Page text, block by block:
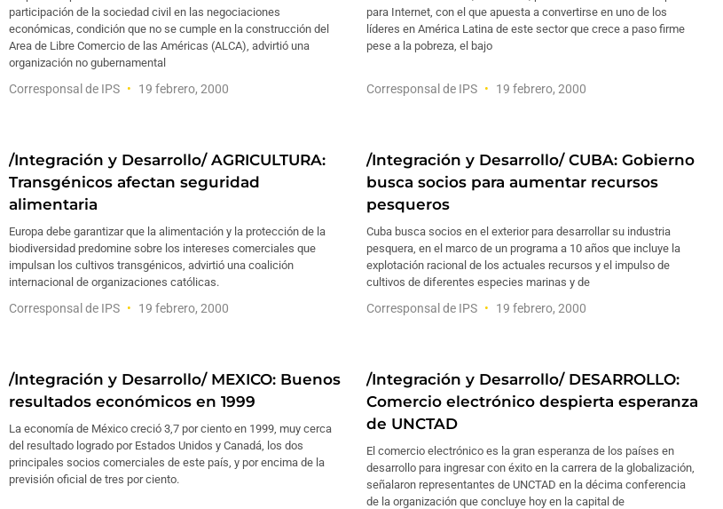
participación de la sociedad civil en las negociaciones
económicas, condición que no se cumple en la construcción del
Area de Libre Comercio de las Américas (ALCA), advirtió una
organización no gubernamental
Corresponsal de IPS 19 febrero, 2000
para Internet, con el que apuesta a convertirse en uno de los
líderes en América Latina de este sector que crece a paso firme
pese a la pobreza, el bajo
Corresponsal de IPS 19 febrero, 2000
/Integración y Desarrollo/ AGRICULTURA:
Transgénicos afectan seguridad
alimentaria
Europa debe garantizar que la alimentación y la protección de la
biodiversidad predomine sobre los intereses comerciales que
impulsan los cultivos transgénicos, advirtió una coalición
internacional de organizaciones católicas.
Corresponsal de IPS 19 febrero, 2000
/Integración y Desarrollo/ CUBA: Gobierno
busca socios para aumentar recursos
pesqueros
Cuba busca socios en el exterior para desarrollar su industria
pesquera, en el marco de un programa a 10 años que incluye la
explotación racional de los actuales recursos y el impulso de
cultivos de diferentes especies marinas y de
Corresponsal de IPS 19 febrero, 2000
/Integración y Desarrollo/ MEXICO: Buenos
resultados económicos en 1999
La economía de México creció 3,7 por ciento en 1999, muy cerca
del resultado logrado por Estados Unidos y Canadá, los dos
principales socios comerciales de este país, y por encima de la
previsión oficial de tres por ciento.
/Integración y Desarrollo/ DESARROLLO:
Comercio electrónico despierta esperanza
de UNCTAD
El comercio electrónico es la gran esperanza de los países en
desarrollo para ingresar con éxito en la carrera de la globalización,
señalaron representantes de UNCTAD en la décima conferencia
de la organización que concluye hoy en la capital de